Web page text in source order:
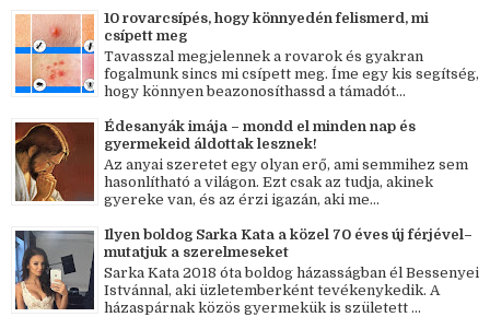
10 rovarcsípés, hogy könnyedén felismerd, mi
csípett meg
Tavasszal megjelennek a rovarok és gyakran
fogalmunk sincs mi csípett meg. Íme egy kis segítség,
hogy könnyen beazonosíthassd a támadót...
Édesanyák imája – mondd el minden nap és
gyermekeid áldottak lesznek!
Az anyai szeretet egy olyan erő, ami semmihez sem
hasonlítható a világon. Ezt csak az tudja, akinek
gyereke van, és az érzi igazán, aki me...
Ilyen boldog Sarka Kata a közel 70 éves új férjével–
mutatjuk a szerelmeseket
Sarka Kata 2018 óta boldog házasságban él Bessenyei
Istvánnal, aki üzletemberként tevékenykedik. A
házaspárnak közös gyermekük is született ...